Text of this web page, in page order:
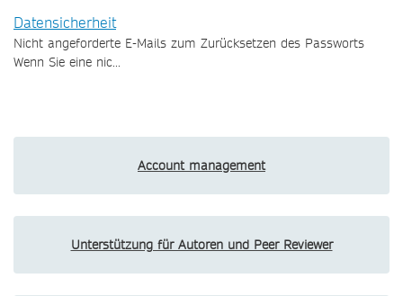
Datensicherheit
Nicht angeforderte E-Mails zum Zurücksetzen des Passworts
Wenn Sie eine nic...
Account management
Unterstützung für Autoren und Peer Reviewer